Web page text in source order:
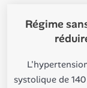
Régime
systolique de